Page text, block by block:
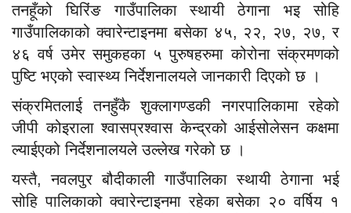
तनहूँको घिरिंङ गाउँपालिका स्थायी ठेगाना भइ सोहि
गाउँपालिकाको क्वारेन्टाइनमा बसेका ४५, २२, २७, २७, र
४६ वर्ष उमेर समुकहका ५ पुरुषहरुमा कोरोना संक्रमणको
पुष्टि भएको स्वास्थ्य निर्देशनालयले जानकारी दिएको छ ।
संक्रमितलाई तनहुँकै शुक्लागण्डकी नगरपालिकामा रहेको
जीपी कोइराला श्वासप्रश्वास केन्द्रको आईसोलेसन कक्षमा
ल्याईएको निर्देशनालयले उल्लेख गरेको छ ।
यस्तै, नवलपुर बौदीकाली गाउँपालिका स्थायी ठेगाना भई
सोहि पालिकाको क्वारेन्टाइनमा रहेका बसेका २० वर्षिय १